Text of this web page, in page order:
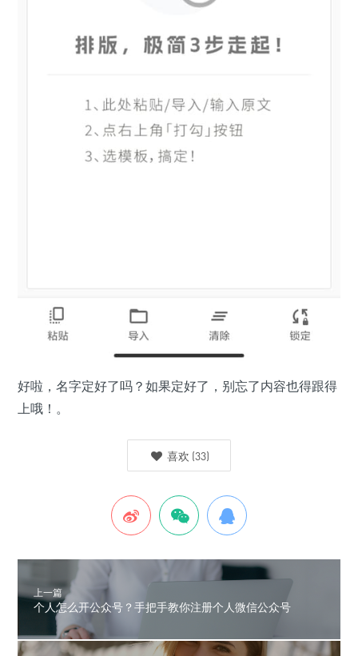
好啦，名字定好了吗？如果定好了，别忘了内容也得跟得
上哦！。
喜欢 (33)
上一篇
个人怎么开公众号？手把手教你注册个人微信公众号